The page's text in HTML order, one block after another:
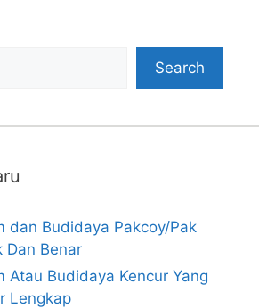
Search
dan Budidaya Pakcoy/Pak
Dan Benar
Atau Budidaya Kencur Yang
Lengkap